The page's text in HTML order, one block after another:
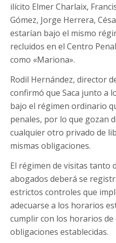
ilícito Elmer Charlaix,
Gómez, Jorge Herrera,
estarían bajo el mismo
recluidos en el Centro
como «Mariona».
Rodil Hernández, director
confirmó que Saca junto a
bajo el régimen ordinario
penales, por lo que gozan
cualquier otro privado de
mismas obligaciones.
El régimen de visitas tanto
abogados deberá se
estrictos controles que
adecuarse a los horarios
cumplir con los horarios de
obligaciones establecidas.